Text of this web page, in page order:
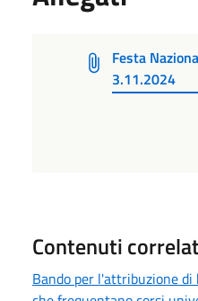
Festa
3.11.2024
Contenuti
Bando per l'attribuzione